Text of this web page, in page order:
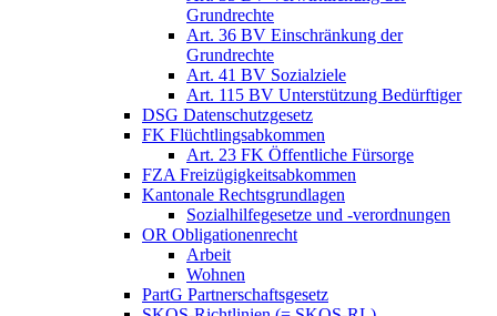
Grundrechte
Art. 36 BV Einschränkung der
Grundrechte
Art. 41 BV Sozialziele
Art. 115 BV Unterstützung Bedürftiger
DSG Datenschutzgesetz
FK Flüchtlingsabkommen
Art. 23 FK Öffentliche Fürsorge
FZA Freizügigkeitsabkommen
Kantonale Rechtsgrundlagen
Sozialhilfegesetze und -verordnungen
OR Obligationenrecht
Arbeit
Wohnen
PartG Partnerschaftsgesetz